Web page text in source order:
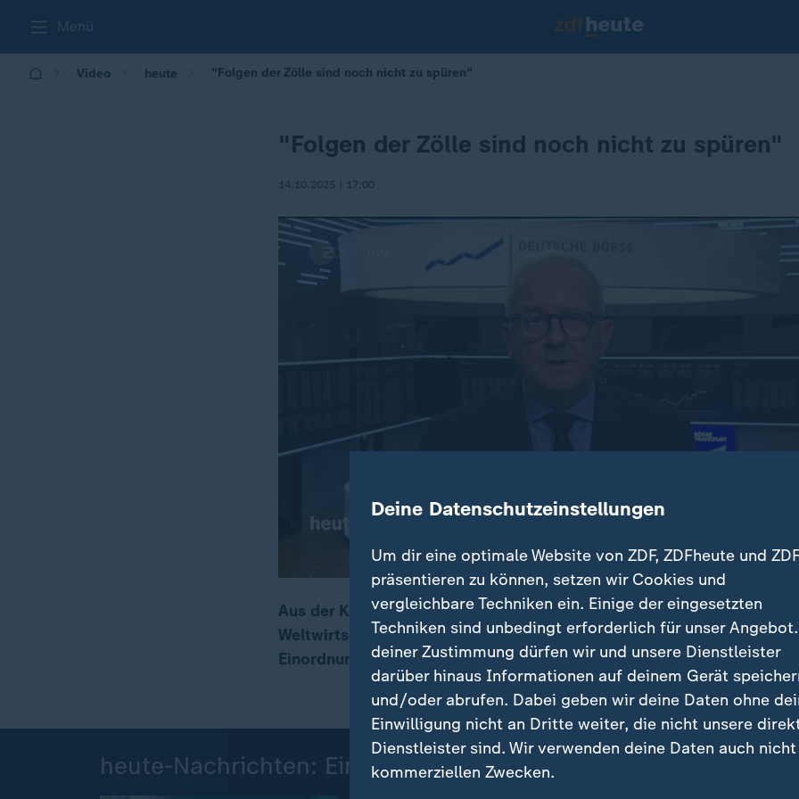
Menü
Video heute "Folgen der Zölle sind noch nicht zu spüren"
"Folgen der Zölle sind noch nicht zu spüren"
14.10.2025 | 17:00
00:16 01:05
Aus der Konjunktur-Prognose des Internationalen Währungsfonds
Weltwirtschaft wächst in diesem Jahr stärker als erwartet. Frank
Einordnung.
heute-Nachrichten: Einzelbeiträge
Deine Datenschutzeinstellungen
Um dir eine optimale Website von ZDF, ZDFheute und
präsentieren zu können, setzen wir Cookies und
vergleichbare Techniken ein. Einige der eingesetzten
Techniken sind unbedingt erforderlich für unser
deiner Zustimmung dürfen wir und unsere Dienstleister
darüber hinaus Informationen auf deinem Gerät
und/oder abrufen. Dabei geben wir deine Daten ohne
Einwilligung nicht an Dritte weiter, die nicht unsere
Dienstleister sind. Wir verwenden deine Daten auch nicht
kommerziellen Zwecken.